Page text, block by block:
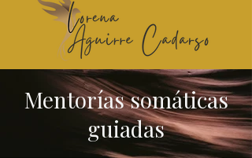
Mentorías somáticas
guiadas